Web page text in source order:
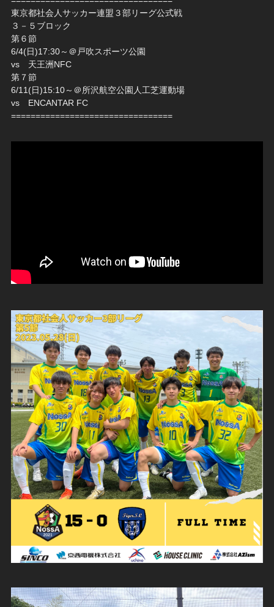
東京都社会人サッカー連盟３部リーグ公式戦
３－５ブロック
第６節
6/4(日)17:30～＠戸吹スポーツ公園
vs 天王洲NFC
第７節
6/11(日)15:10～＠所沢航空公園人工芝運動場
vs ENCANTAR FC
=================================